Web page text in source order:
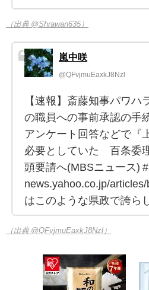
（出典 @Shrawan635）
嵐中咲
@QFvjmuEaxkJ8Nzl
【速報】斎藤知事パワ
の職員への事前承認の
アンケート回答などで『
必要としていた 百条委
頭要請へ(MBSニュース)
news.yahoo.co.jp/
はこのような県政で誇ら
（出典 @QFvjmuEaxkJ8Nzl）